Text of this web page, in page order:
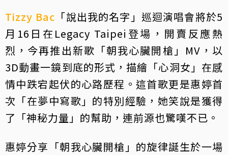
Tizzy Bac 「說出我的名字」巡迴演唱會將於5
月16日在Legacy Taipei登場，開賣反應熱
烈，今再推出新歌「朝我心臟開槍」MV，以
3D動畫一鏡到底的形式，描繪「心洞女」在感
情中跌宕起伏的心路歷程。這首歌更是惠婷首
次「在夢中寫歌」的特別經驗，她笑說是獲得
了「神秘力量」的幫助，連前源也驚嘆不已。
惠婷分享「朝我心臟開槍」的旋律誕生於一場